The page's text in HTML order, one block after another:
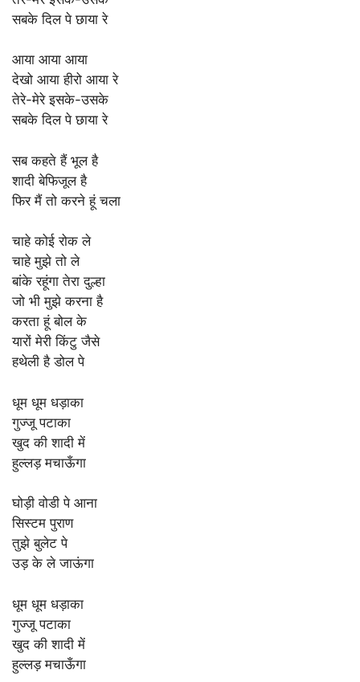
सबके दिल पे छाया रे
आया आया आया
देखो आया हीरो आया रे
तेरे-मेरे इसके-उसके
सबके दिल पे छाया रे
सब कहते हैं भूल है
शादी बेफिजूल है
फिर मैं तो करने हूं चला
चाहे कोई रोक ले
चाहे मुझे तो ले
बांके रहूंगा तेरा दुल्हा
जो भी मुझे करना है
करता हूं बोल के
यारों मेरी किंटु जैसे
हथेली है डोल पे
धूम धूम धड़ाका
गुज्जू पटाका
खुद की शादी में
हुल्लड़ मचाऊँगा
घोड़ी वोडी पे आना
सिस्टम पुराण
तुझे बुलेट पे
उड़ के ले जाऊंगा
धूम धूम धड़ाका
गुज्जू पटाका
खुद की शादी में
हुल्लड़ मचाऊँगा